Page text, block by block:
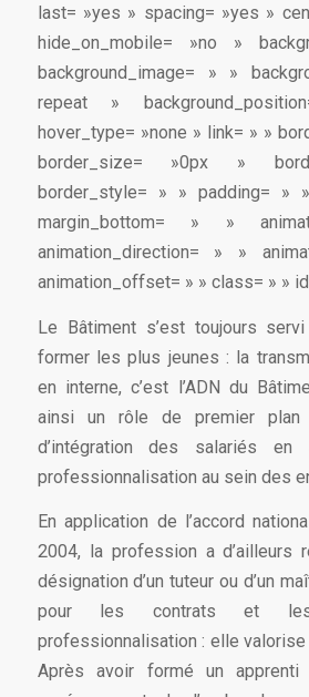
last= »yes » spacing= »yes »
hide_on_mobile= »no »
background_image= » »
repeat »
hover_type= »none » link= » »
border_size= »0px »
border_style= » » padding= »
margin_bottom= » »
animation_direction= » »
animation_offset= » » class= » »
Le Bâtiment s’est toujours
former les plus jeunes : la
en interne, c’est l’ADN du
ainsi un rôle de premier plan
d’intégration des salariés en
professionnalisation au sein des
En application de l’accord
2004, la profession a d’ailleurs
désignation d’un tuteur ou d’un
pour les contrats et
professionnalisation : elle
Après avoir formé un apprenti